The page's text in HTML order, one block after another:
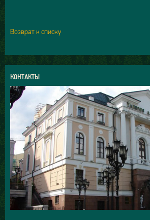
Возврат к списку
КОНТАКТЫ